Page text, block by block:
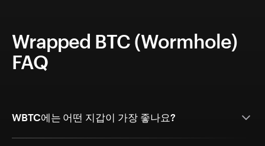
Wrapped BTC (Wormhole)
FAQ
WBTC에는 어떤 지갑이 가장 좋나요?